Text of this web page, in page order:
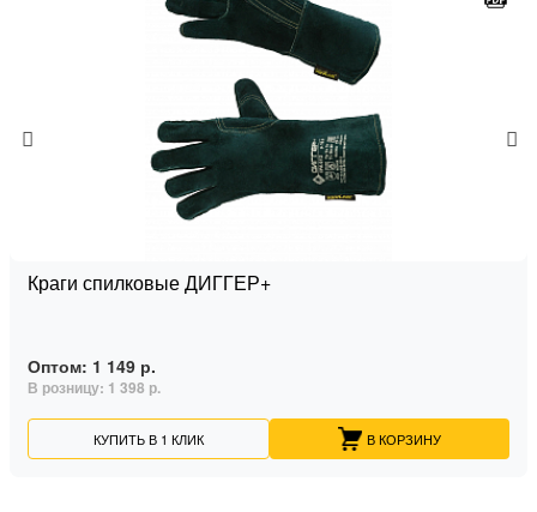
Краги спилковые ДИГГЕР+
Оптом: 1 149 р.
В розницу: 1 398 р.
КУПИТЬ В 1 КЛИК В КОРЗИНУ